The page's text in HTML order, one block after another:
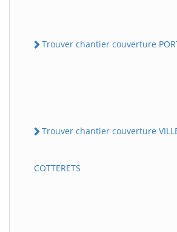
Trouver chantier couverture
Trouver chantier couverture
COTTERETS